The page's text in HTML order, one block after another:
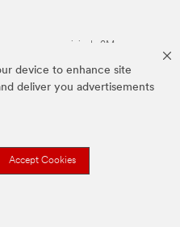
device to enhance site
deliver you advertisements
Accept Cookies
marcas comerciais da 3M.